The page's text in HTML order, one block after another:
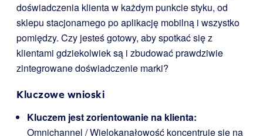
doświadczenia klienta w każdym punkcie styku, od
sklepu stacjonarnego po aplikację mobilną i wszystko
pomiędzy. Czy jesteś gotowy, aby spotkać się z
klientami gdziekolwiek są i zbudować prawdziwie
zintegrowane doświadczenie marki?
Kluczowe wnioski
Kluczem jest zorientowanie na klienta:
Omnichannel / Wielokanałowość koncentruje się na